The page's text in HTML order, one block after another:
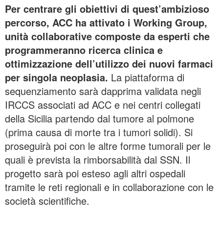
Per centrare gli obiettivi di quest’ambizioso
percorso, ACC ha attivato i Working Group,
unità collaborative composte da esperti che
programmeranno ricerca clinica e
ottimizzazione dell’utilizzo dei nuovi farmaci
per singola neoplasia. La piattaforma di
sequenziamento sarà dapprima validata negli
IRCCS associati ad ACC e nei centri collegati
della Sicilia partendo dal tumore al polmone
(prima causa di morte tra i tumori solidi). Si
proseguirà poi con le altre forme tumorali per le
quali è prevista la rimborsabilità dal SSN. Il
progetto sarà poi esteso agli altri ospedali
tramite le reti regionali e in collaborazione con le
società scientifiche.